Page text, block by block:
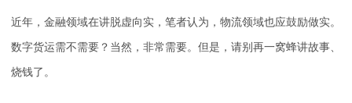
近年，金融领域在讲脱虚向实，笔者认为，物流领域也应鼓励做实。
数字货运需不需要？当然，非常需要。但是，请别再一窝蜂讲故事、
烧钱了。